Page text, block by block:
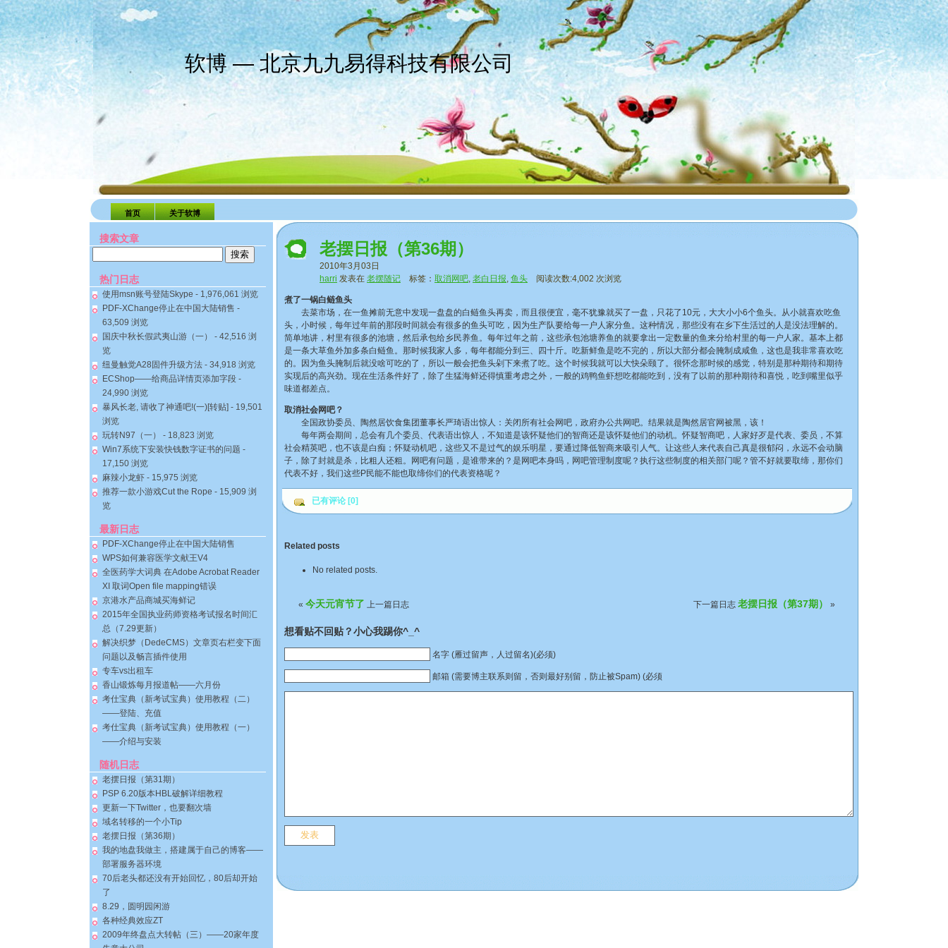
软博 — 北京九九易得科技有限公司
首页 关于软博
搜索文章
热门日志
使用msn账号登陆Skype - 1,976,061 浏览
PDF-XChange停止在中国大陆销售 -
63,509 浏览
国庆中秋长假武夷山游（一）
- 42,516 浏
览
纽曼触觉A28固件升级方法 - 34,918 浏览
ECShop——给商品详情页添加字段 -
24,990 浏览
暴风长老, 请收了神通吧!(一)[转贴] - 19,501
浏览
玩转N97（一）
- 18,823 浏览
Win7系统下安装快钱数字证书的问题 -
17,150 浏览
麻辣小龙虾 - 15,975 浏览
推荐一款小游戏Cut the Rope - 15,909 浏
览
最新日志
PDF-XChange停止在中国大陆销售
WPS如何兼容医学文献王V4
全医药学大词典 在Adobe Acrobat Reader
XI 取词Open file mapping错误
京港水产品商城买海鲜记
2015年全国执业药师资格考试报名时间汇
总（7.29更新）
解决织梦（DedeCMS）文章页右栏变下面
问题以及畅言插件使用
专车vs出租车
香山锻炼每月报道帖——六月份
考仕宝典（新考试宝典）使用教程（二）
——登陆、充值
考仕宝典（新考试宝典）使用教程（一）
——介绍与安装
随机日志
老摆日报（第31期）
PSP 6.20版本HBL破解详细教程
更新一下Twitter，也要翻次墙
域名转移的一个小Tip
老摆日报（第36期）
我的地盘我做主，搭建属于自己的博客——
部署服务器环境
70后老头都还没有开始回忆，80后却开始
了
8.29，圆明园闲游
各种经典效应ZT
2009年终盘点大转帖（三）——20家年度
老摆日报（第36期）
2010年3月03日
harri 发表在 老摆随记 标签： 取消网吧, 老白日报, 鱼头 阅读次数:4,002 次浏览
煮了一锅白鲢鱼头
去菜市场，在一鱼摊前无意中发现一盘盘的白鲢鱼头再卖，而且很便宜，毫不犹豫就买了一盘，只花了10元，大大小小6个鱼头。从小就喜欢吃鱼
头，小时候，每年过年前的那段时间就会有很多的鱼头可吃，因为生产队要给每一户人家分鱼。这种情况，那些没有在乡下生活过的人是没法理解的。
简单地讲，村里有很多的池塘，然后承包给乡民养鱼。每年过年之前，这些承包池塘养鱼的就要拿出一定数量的鱼来分给村里的每一户人家。基本上都
是一条大草鱼外加多条白鲢鱼。那时候我家人多，每年都能分到三、四十斤。吃新鲜鱼是吃不完的，所以大部分都会腌制成咸鱼，这也是我非常喜欢吃
的。因为鱼头腌制后就没啥可吃的了，所以一般会把鱼头剁下来煮了吃。这个时候我就可以大快朵颐了。很怀念那时候的感觉，特别是那种期待和期待
实现后的高兴劲。现在生活条件好了，除了生猛海鲜还得慎重考虑之外，一般的鸡鸭鱼虾想吃都能吃到，没有了以前的那种期待和喜悦，吃到嘴里似乎
味道都差点。
取消社会网吧？
全国政协委员、陶然居饮食集团董事长严琦语出惊人：关闭所有社会网吧，政府办公共网吧。结果就是陶然居官网被黑，该！
每年两会期间，总会有几个委员、代表语出惊人，不知道是该怀疑他们的智商还是该怀疑他们的动机。怀疑智商吧，人家好歹是代表、委员，不算
社会精英吧，也不该是白痴；怀疑动机吧，这些又不是过气的娱乐明星，要通过降低智商来吸引人气。让这些人来代表自己真是很郁闷，永远不会动脑
子，除了封就是杀，比粗人还粗。网吧有问题，是谁带来的？是网吧本身吗，网吧管理制度呢？执行这些制度的相关部门呢？管不好就要取缔，那你们
代表不好，我们这些P民能不能也取缔你们的代表资格呢？
已有评论 [0]
Related posts
No related posts.
« 今天元宵节了 上一篇日志 下一篇日志 老摆日报（第37期） »
想看贴不回贴？小心我踢你^_^
名字 (雁过留声，人过留名)(必须)
邮箱 (需要博主联系则留，否则最好别留，防止被Spam) (必须